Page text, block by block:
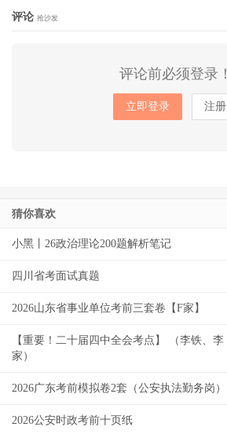
评论 抢沙发
评论前必须登录！
立即登录 注册
猜你喜欢
小黑丨26政治理论200题解析笔记
四川省考面试真题
2026山东省事业单位考前三套卷【F家】
【重要！二十届四中全会考点】 （李铁、
家）
2026广东考前模拟卷2套（公安执法勤务岗）
2026公安时政考前十页纸